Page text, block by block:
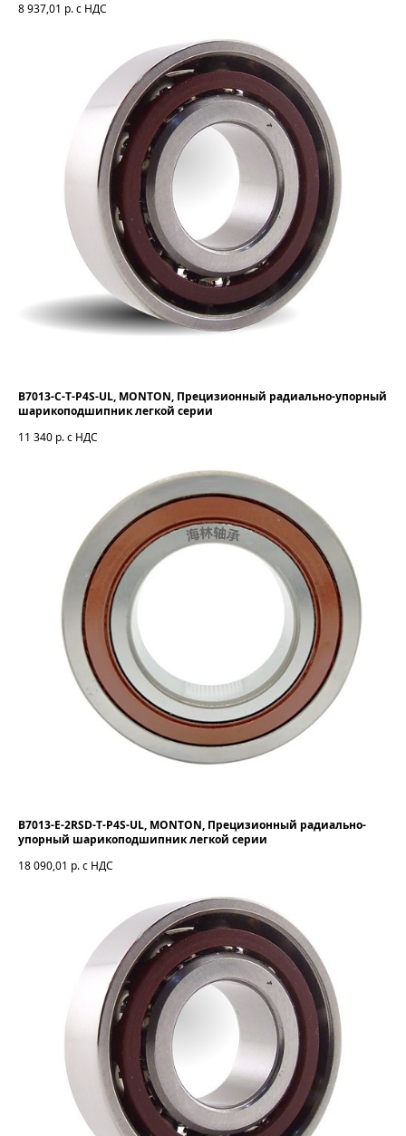
8 937,01 р. с НДС
B7013-C-T-P4S-UL, MONTON, Прецизионный радиально-упорный
шарикоподшипник легкой серии
11 340 р. с НДС
B7013-E-2RSD-T-P4S-UL, MONTON, Прецизионный радиально-
упорный шарикоподшипник легкой серии
18 090,01 р. с НДС